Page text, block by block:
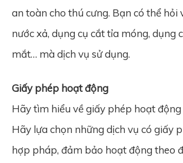
an toàn cho thú cưng. Bạn có thể hỏi
nước xả, dụng cụ cắt tỉa móng, dụng
mắt… mà dịch vụ sử dụng.
Giấy phép hoạt động
Hãy tìm hiểu về giấy phép hoạt động
Hãy lựa chọn những dịch vụ có giấy
hợp pháp, đảm bảo hoạt động theo